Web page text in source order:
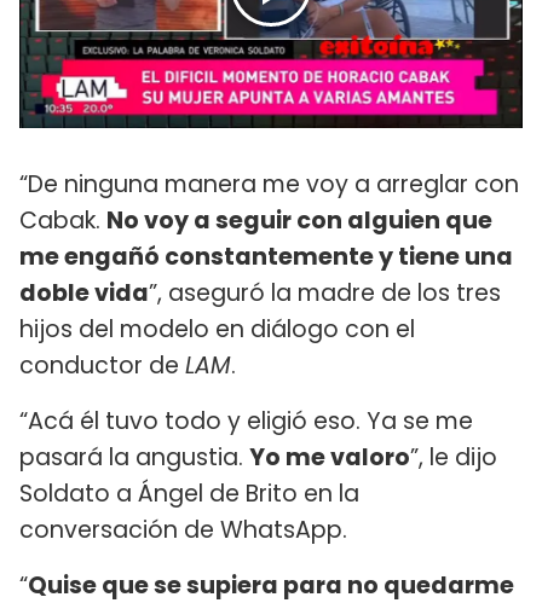
“De ninguna manera me voy a arreglar con
Cabak. No voy a seguir con alguien que
me engañó constantemente y tiene una
doble vida”, aseguró la madre de los tres
hijos del modelo en diálogo con el
conductor de LAM.
“Acá él tuvo todo y eligió eso. Ya se me
pasará la angustia. Yo me valoro”, le dijo
Soldato a Ángel de Brito en la
conversación de WhatsApp.
“Quise que se supiera para no quedarme